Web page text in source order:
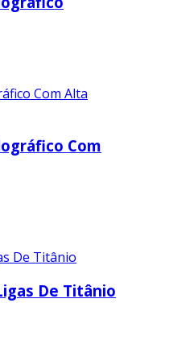
mais longa,
de trocas
e a largura dos
com grande
acabamentos de
trabalhos.
economizando
de metais
discos de 12
com uma
Com
De Titânio